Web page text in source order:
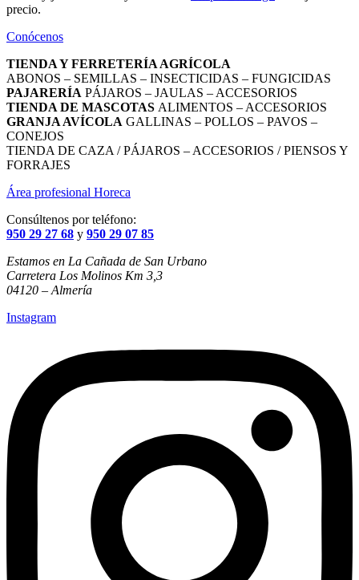
precio.
Conócenos
TIENDA Y FERRETERÍA AGRÍCOLA
ABONOS – SEMILLAS – INSECTICIDAS – FUNGICIDAS
PAJARERÍA PÁJAROS – JAULAS – ACCESORIOS
TIENDA DE MASCOTAS ALIMENTOS – ACCESORIOS
GRANJA AVÍCOLA GALLINAS – POLLOS – PAVOS –
CONEJOS
TIENDA DE CAZA / PÁJAROS – ACCESORIOS / PIENSOS Y
FORRAJES
Área profesional Horeca
Consúltenos por teléfono:
950 29 27 68 y 950 29 07 85
Estamos en La Cañada de San Urbano
Carretera Los Molinos Km 3,3
04120 – Almería
Instagram